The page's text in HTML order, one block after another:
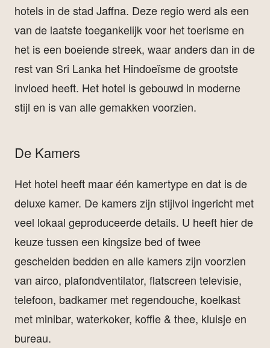
hotels in de stad Jaffna. Deze regio werd als een
van de laatste toegankelijk voor het toerisme en
het is een boeiende streek, waar anders dan in de
rest van Sri Lanka het Hindoeïsme de grootste
invloed heeft. Het hotel is gebouwd in moderne
stijl en is van alle gemakken voorzien.
De Kamers
Het hotel heeft maar één kamertype en dat is de
deluxe kamer. De kamers zijn stijlvol ingericht met
veel lokaal geproduceerde details. U heeft hier de
keuze tussen een kingsize bed of twee
gescheiden bedden en alle kamers zijn voorzien
van airco, plafondventilator, flatscreen televisie,
telefoon, badkamer met regendouche, koelkast
met minibar, waterkoker, koffie & thee, kluisje en
bureau.